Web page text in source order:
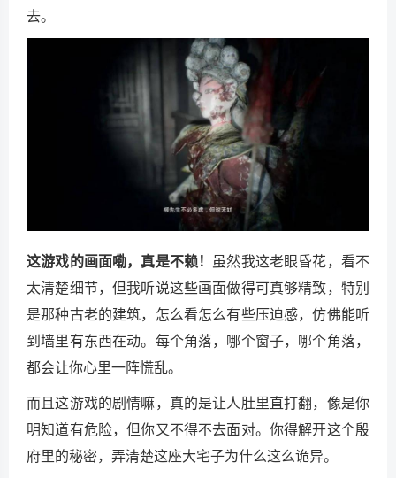
去。
这游戏的画面嘞，真是不赖！ 虽然我这老眼昏花，看不
太清楚细节，但我听说这些画面做得可真够精致，特别
是那种古老的建筑，怎么看怎么有些压迫感，仿佛能听
到墙里有东西在动。每个角落，哪个窗子，哪个角落，
都会让你心里一阵慌乱。
而且这游戏的剧情嘛，真的是让人肚里直打翻，像是你
明知道有危险，但你又不得不去面对。你得解开这个殷
府里的秘密，弄清楚这座大宅子为什么这么诡异。